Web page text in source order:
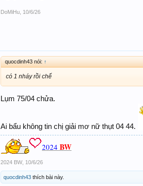
DoMiHu 10/6/26
quocdinh43 nói: ↑
có 1 nháy rồi chế
Lụm 75/04 chửa.
Ai bẩu không tin chị giải mơ nữ thụt 04 44.
2024 BW
2024 BW 10/6/26
quocdinh43 thích bài này.